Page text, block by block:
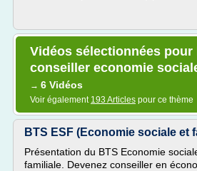
Vidéos sélectionnées pour
conseiller economie
→ 6 Vidéos
Voir également 193 Articles pour ce thème
BTS ESF (Economie sociale et
Présentation du BTS Economie
familiale. Devenez conseiller en